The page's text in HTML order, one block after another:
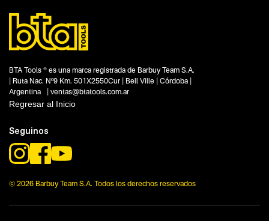
BTA Tools ® es una marca registrada de Barbuy Team S.A.
| Ruta Nac. Nº9 Km. 501X2550Cur | Bell Ville | Córdoba |
Argentina | ventas@btatools.com.ar
Regresar al Inicio
Seguinos
© 2026 Barbuy Team S.A. Todos los derechos reservados